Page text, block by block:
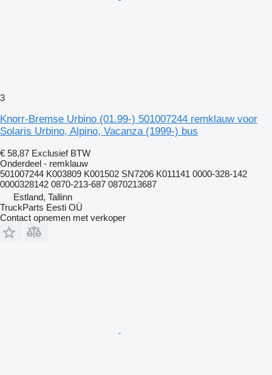
3
Knorr-Bremse Urbino (01.99-) 501007244 remklauw voor
Solaris Urbino, Alpino, Vacanza (1999-) bus
€ 58,87 Exclusief BTW
Onderdeel - remklauw
501007244 K003809 K001502 SN7206 K011141 0000-328-142
0000328142 0870-213-687 0870213687
Estland, Tallinn
TruckParts Eesti OÜ
Contact opnemen met verkoper